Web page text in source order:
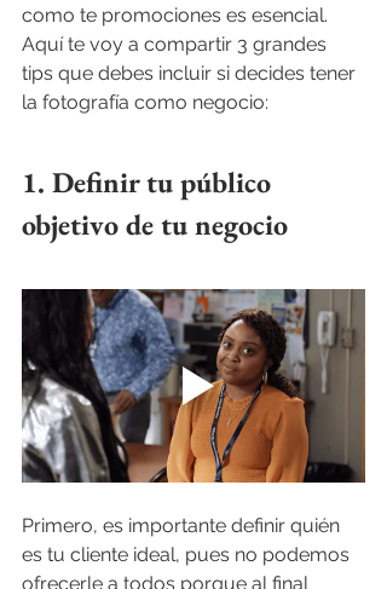
como te promociones es esencial.
Aquí te voy a compartir 3 grandes
tips que debes incluir si decides tener
la fotografía como negocio:
1. Definir tu público
objetivo de tu negocio
Primero, es importante definir quién
es tu cliente ideal, pues no podemos
ofrecerle a todos porque al final